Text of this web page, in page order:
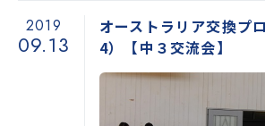
2019
09.13
オーストラリア交換プ
4）【中３交流会】